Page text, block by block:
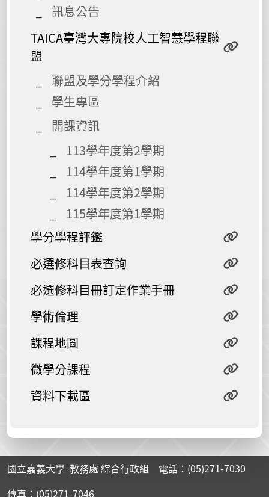
訊息公告
TAICA臺灣大專院校人工智慧學程聯
盟
聯盟及學分學程介紹
學生專區
開課資訊
113學年度第2學期
114學年度第1學期
114學年度第2學期
115學年度第1學期
學分學程評鑑
必選修科目表查詢
必選修科目冊訂定作業手冊
學術倫理
課程地圖
微學分課程
資料下載區
國立嘉義大學 教務處 綜合行政組 電話：(05)271-7030
傳真：(05)271-7046